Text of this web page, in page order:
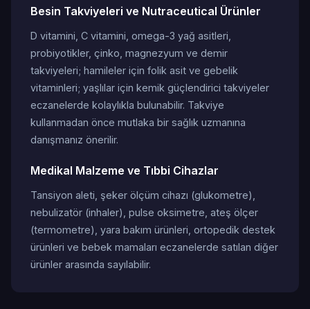
Besin Takviyeleri ve Nutraceutical Ürünler
D vitamini, C vitamini, omega-3 yağ asitleri,
probiyotikler, çinko, magnezyum ve demir
takviyeleri; hamileler için folik asit ve gebelik
vitaminleri; yaşlılar için kemik güçlendirici takviyeler
eczanelerde kolaylıkla bulunabilir. Takviye
kullanmadan önce mutlaka bir sağlık uzmanına
danışmanız önerilir.
Medikal Malzeme ve Tıbbi Cihazlar
Tansiyon aleti, şeker ölçüm cihazı (glukometre),
nebulizatör (inhaler), pulse oksimetre, ateş ölçer
(termometre), yara bakım ürünleri, ortopedik destek
ürünleri ve bebek mamaları eczanelerde satılan diğer
ürünler arasında sayılabilir.